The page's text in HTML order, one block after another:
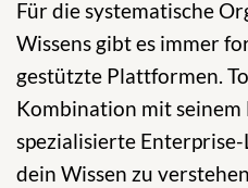
Für die systematische
Wissens gibt es immer
gestützte Plattformen.
Kombination mit
spezialisierte
dein Wissen zu